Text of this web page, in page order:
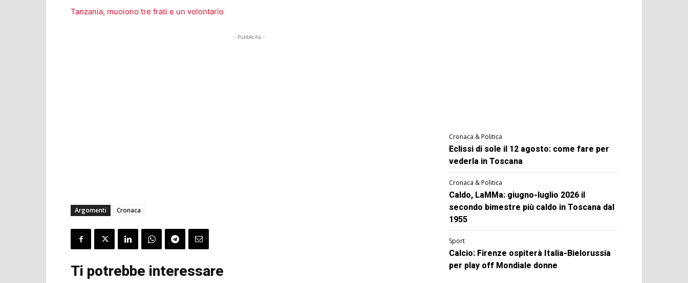
Tanzania, muoiono tre frati e un volontario
- Pubblicità -
Argomenti Cronaca
Ti potrebbe interessare
Cronaca & Politica
Eclissi di sole il 12 agosto: come fare per
vederla in Toscana
Cronaca & Politica
Caldo, LaMMa: giugno-luglio 2026 il
secondo bimestre più caldo in Toscana dal
1955
Sport
Calcio: Firenze ospiterà Italia-Bielorussia
per play off Mondiale donne